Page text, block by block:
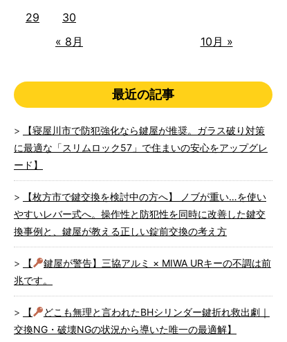
« 8月 10月 »
29
30
最近の記事
【寝屋川市で防犯強化なら鍵屋が推奨。ガラス破り対策
に最適な「スリムロック57」で住まいの安心をアップグレ
ード】
【枚方市で鍵交換を検討中の方へ】 ノブが重い…を使い
やすいレバー式へ。操作性と防犯性を同時に改善した鍵交
換事例と、鍵屋が教える正しい錠前交換の考え方
【
鍵屋が警告】三協アルミ × MIWA URキーの不調は前
兆です。
【
どこも無理と言われたBHシリンダー鍵折れ救出劇｜
交換NG・破壊NGの状況から導いた唯一の最適解】